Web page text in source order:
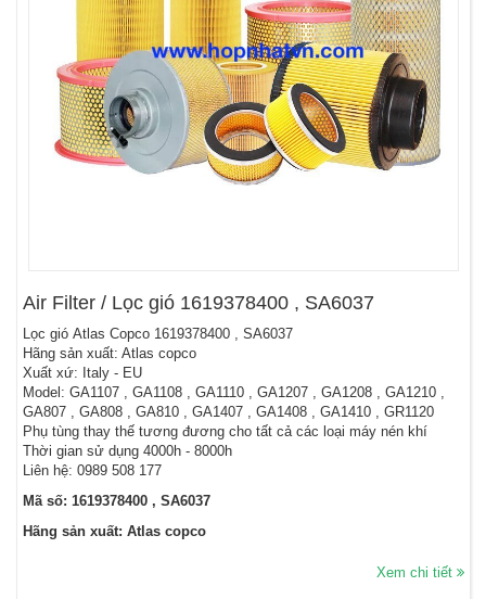
Air Filter / Lọc gió 1619378400 , SA6037
Lọc gió Atlas Copco 1619378400 , SA6037
Hãng sản xuất: Atlas copco
Xuất xứ: Italy - EU
Model: GA1107 , GA1108 , GA1110 , GA1207 , GA1208 , GA1210 ,
GA807 , GA808 , GA810 , GA1407 , GA1408 , GA1410 , GR1120
Phụ tùng thay thế tương đương cho tất cả các loại máy nén khí
Thời gian sử dụng 4000h - 8000h
Liên hệ: 0989 508 177
Mã số: 1619378400 , SA6037
Hãng sản xuất: Atlas copco
Xem chi tiết